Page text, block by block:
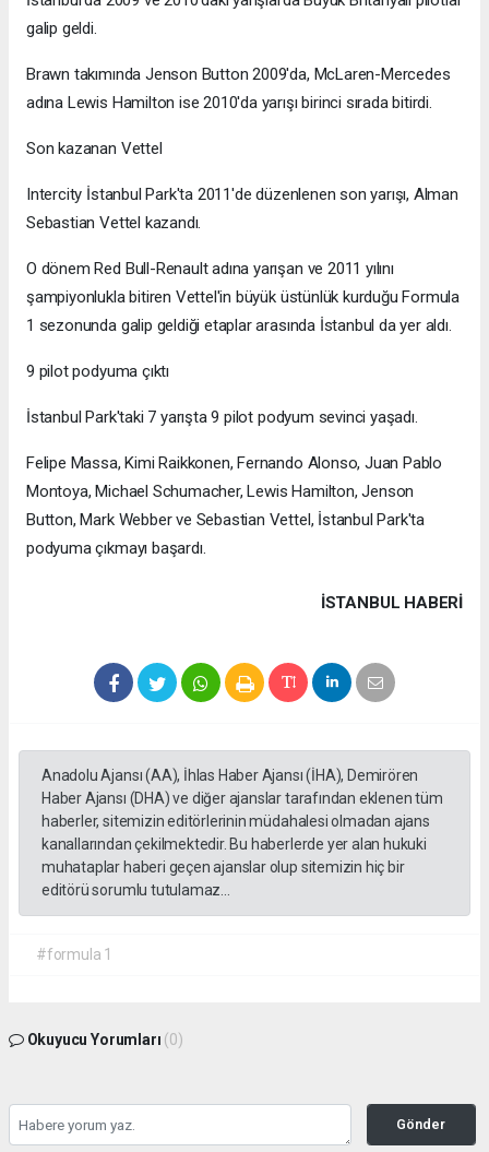
galip geldi.
Brawn takımında Jenson Button 2009'da, McLaren-Mercedes
adına Lewis Hamilton ise 2010'da yarışı birinci sırada bitirdi.
Son kazanan Vettel
Intercity İstanbul Park'ta 2011'de düzenlenen son yarışı, Alman
Sebastian Vettel kazandı.
O dönem Red Bull-Renault adına yarışan ve 2011 yılını
şampiyonlukla bitiren Vettel'in büyük üstünlük kurduğu Formula
1 sezonunda galip geldiği etaplar arasında İstanbul da yer aldı.
9 pilot podyuma çıktı
İstanbul Park'taki 7 yarışta 9 pilot podyum sevinci yaşadı.
Felipe Massa, Kimi Raikkonen, Fernando Alonso, Juan Pablo
Montoya, Michael Schumacher, Lewis Hamilton, Jenson
Button, Mark Webber ve Sebastian Vettel, İstanbul Park'ta
podyuma çıkmayı başardı.
İSTANBUL HABERİ
Anadolu Ajansı (AA), İhlas Haber Ajansı (İHA), Demirören
Haber Ajansı (DHA) ve diğer ajanslar tarafından eklenen tüm
haberler, sitemizin editörlerinin müdahalesi olmadan ajans
kanallarından çekilmektedir. Bu haberlerde yer alan hukuki
muhataplar haberi geçen ajanslar olup sitemizin hiç bir
editörü sorumlu tutulamaz...
#formula 1
Okuyucu Yorumları (0)
Gönder